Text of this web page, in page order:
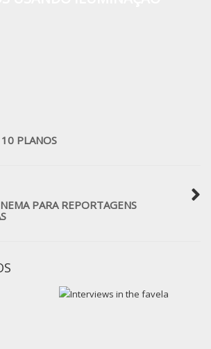
PLANOS
PARA REPORTAGENS